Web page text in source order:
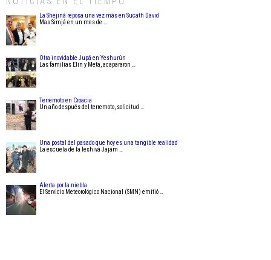
La Shejiná reposa una vez más en Sucath David
Mas Simjá en un mes de …
Otra inovidable Jupá en Yeshurún
Las familias Elin y Meta, acapararon …
Terremoto en Croacia
Un año después del terremoto, solicitud …
Una postal del pasado que hoy es una tangible realidad
La escuela de la Ieshivá Jajám …
Alerta por la niebla
El Servicio Meteorológico Nacional (SMN) emitió …